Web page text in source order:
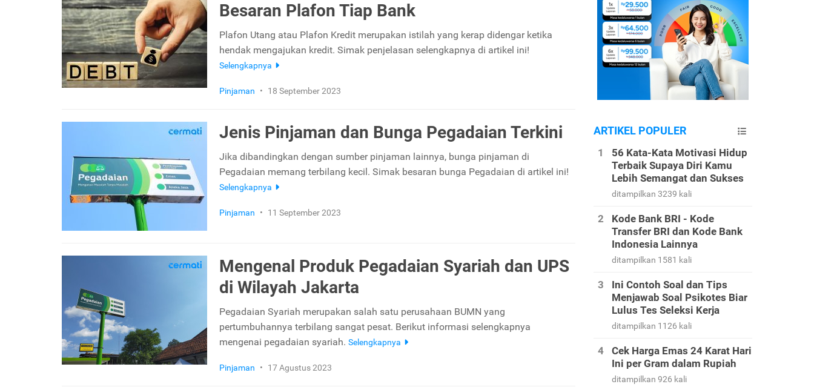
Besaran Plafon Tiap Bank
Plafon Utang atau Plafon Kredit merupakan istilah yang kerap didengar ketika
hendak mengajukan kredit. Simak penjelasan selengkapnya di artikel ini!
Selengkapnya
Pinjaman • 18 September 2023
Jenis Pinjaman dan Bunga Pegadaian Terkini
Jika dibandingkan dengan sumber pinjaman lainnya, bunga pinjaman di
Pegadaian memang terbilang kecil. Simak besaran bunga Pegadaian di artikel ini!
Selengkapnya
Pinjaman • 11 September 2023
Mengenal Produk Pegadaian Syariah dan UPS
di Wilayah Jakarta
Pegadaian Syariah merupakan salah satu perusahaan BUMN yang
pertumbuhannya terbilang sangat pesat. Berikut informasi selengkapnya
mengenai pegadaian syariah. Selengkapnya
Pinjaman • 17 Agustus 2023
ARTIKEL POPULER
56 Kata-Kata Motivasi Hidup
Terbaik Supaya Diri Kamu
Lebih Semangat dan Sukses
ditampilkan 3239 kali
Kode Bank BRI - Kode
Transfer BRI dan Kode Bank
Indonesia Lainnya
ditampilkan 1581 kali
Ini Contoh Soal dan Tips
Menjawab Soal Psikotes Biar
Lulus Tes Seleksi Kerja
ditampilkan 1126 kali
Cek Harga Emas 24 Karat Hari
Ini per Gram dalam Rupiah
ditampilkan 926 kali